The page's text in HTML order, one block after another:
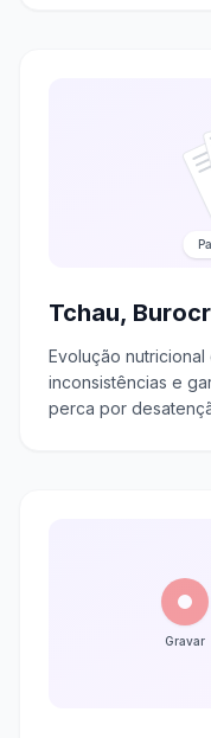
Tchau,
Evolução
inconsistências e
perca por
Gravar